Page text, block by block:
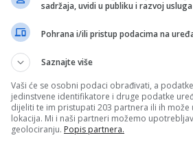
sirovina, slane, termalne,
ugovora sa osam privrednih
je ukupno 6.059.772
posto u odnosu na 2024. godinu.
po ovom osnovu.
sadržaja, uvidi u publiku i razvoj usluga
Pohrana i/ili pristup podacima na
Saznajte više
Vaši će se osobni podaci obrađivati, a
jedinstvene identifikatore i druge podatke
dijeliti te im pristupati 203 partnera ili ih
lokacija. Mi i naši partneri možemo
geolociranju. Popis partnera.